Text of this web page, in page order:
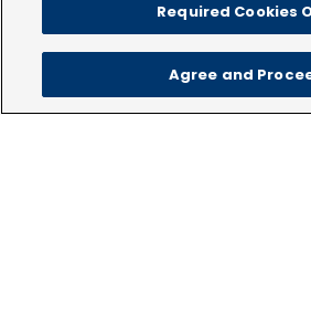
Required Cookies
Agree and